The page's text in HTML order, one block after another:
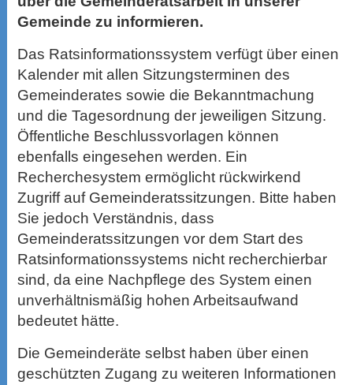
Gemeinde zu informieren.
Das Ratsinformationssystem verfügt über einen
Kalender mit allen Sitzungsterminen des
Gemeinderates sowie die Bekanntmachung
und die Tagesordnung der jeweiligen Sitzung.
Öffentliche Beschlussvorlagen können
ebenfalls eingesehen werden. Ein
Recherchesystem ermöglicht rückwirkend
Zugriff auf Gemeinderatssitzungen. Bitte haben
Sie jedoch Verständnis, dass
Gemeinderatssitzungen vor dem Start des
Ratsinformationssystems nicht recherchierbar
sind, da eine Nachpflege des System einen
unverhältnismäßig hohen Arbeitsaufwand
bedeutet hätte.
Die Gemeinderäte selbst haben über einen
geschützten Zugang zu weiteren Informationen